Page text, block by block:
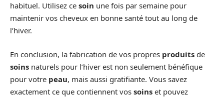
habituel. Utilisez ce soin une fois par semaine pour
maintenir vos cheveux en bonne santé tout au long de
l’hiver.
En conclusion, la fabrication de vos propres produits de
soins naturels pour l’hiver est non seulement bénéfique
pour votre peau, mais aussi gratifiante. Vous savez
exactement ce que contiennent vos soins et pouvez